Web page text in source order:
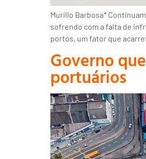
Murillo Barbosa*
sofrendo com a falta de
portos, um fator que
Governo
portuários